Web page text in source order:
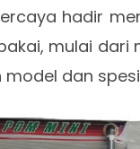
hadir
mulai dari
model dan